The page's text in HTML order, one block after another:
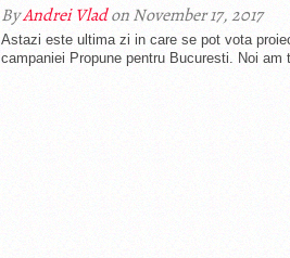
ByAndrei Vladon November 17, 2017
Astazi este ultima zi in care se pot vota
campaniei Propune pentru Bucuresti. Noi am